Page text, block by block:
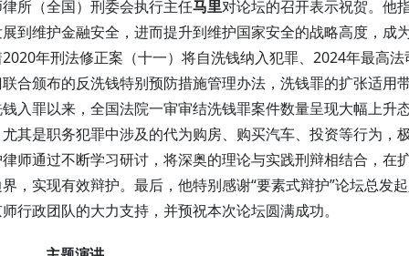
所（全国）刑委会执行主任马里对论坛的召开表示祝贺。他
到维护金融安全，进而提升到维护国家安全的战略高度，成
年刑法修正案（十一）将自洗钱纳入犯罪、2024年最高法
合颁布的反洗钱特别预防措施管理办法，洗钱罪的扩张适用
入罪以来，全国法院一审审结洗钱罪案件数量呈现大幅上升
其是职务犯罪中涉及的代为购房、购买汽车、投资等行为，
师通过不断学习研讨，将深奥的理论与实践刑辩相结合，在
，实现有效辩护。最后，他特别感谢“要素式辩护”论坛总发
行政团队的大力支持，并预祝本次论坛圆满成功。